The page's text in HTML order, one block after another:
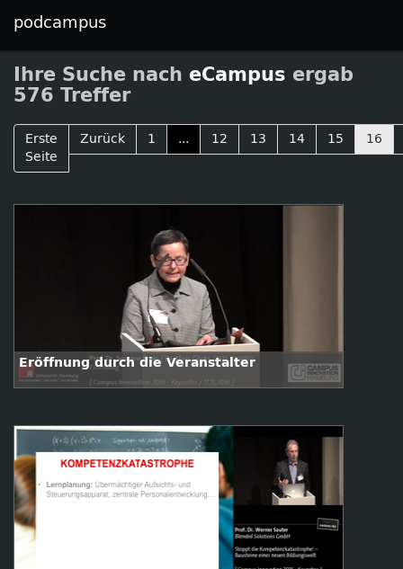
podcampus
Ihre Suche nach eCampus ergab
576 Treffer
Erste
Seite
Zurück 1 ... 12 13 14 15 16
Eröffnung durch die Veranstalter